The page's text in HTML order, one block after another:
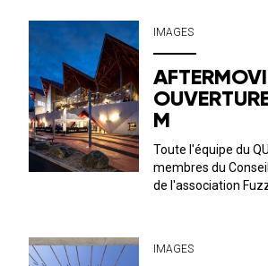
Vincent Menu
IMAGES
M
Toute l'équipe du
membres du
de l'association
des élu.e.s de
IMAGES